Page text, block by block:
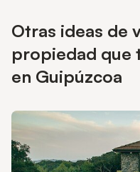
Otras ideas de
propiedad que
en Guipúzcoa